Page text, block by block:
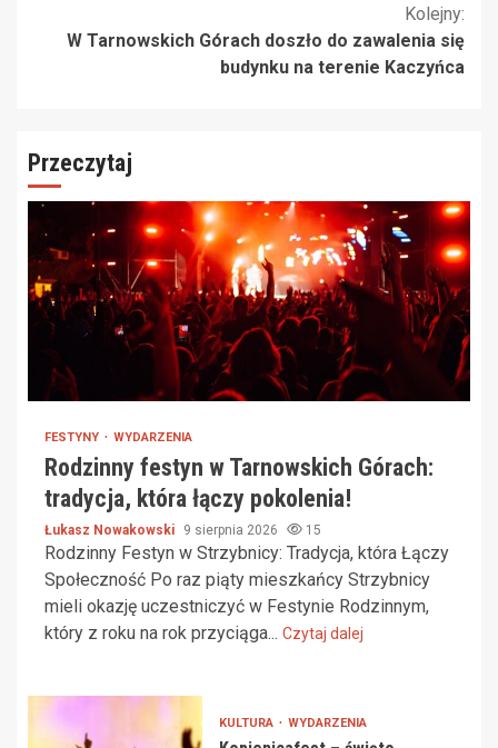
Kolejny:
W Tarnowskich Górach doszło do zawalenia się
budynku na terenie Kaczyńca
Przeczytaj
FESTYNY WYDARZENIA
Rodzinny festyn w Tarnowskich Górach:
tradycja, która łączy pokolenia!
Łukasz Nowakowski 9 sierpnia 2026 15
Rodzinny Festyn w Strzybnicy: Tradycja, która Łączy
Społeczność Po raz piąty mieszkańcy Strzybnicy
mieli okazję uczestniczyć w Festynie Rodzinnym,
który z roku na rok przyciąga... Czytaj dalej
KULTURA WYDARZENIA